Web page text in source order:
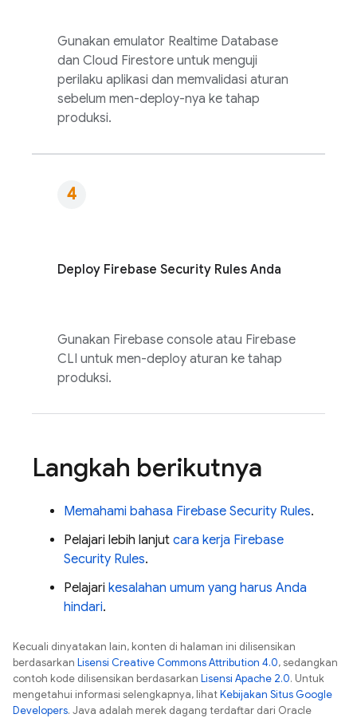
Gunakan emulator Realtime Database
dan Cloud Firestore untuk menguji
perilaku aplikasi dan memvalidasi aturan
sebelum men-deploy-nya ke tahap
produksi.
Deploy Firebase Security Rules Anda
Gunakan Firebase console atau Firebase
CLI untuk men-deploy aturan ke tahap
produksi.
Langkah berikutnya
Memahami bahasa Firebase Security Rules.
Pelajari lebih lanjut cara kerja Firebase
Security Rules.
Pelajari kesalahan umum yang harus Anda
hindari.
Kecuali dinyatakan lain, konten di halaman ini dilisensikan
berdasarkan Lisensi Creative Commons Attribution 4.0, sedangkan
contoh kode dilisensikan berdasarkan Lisensi Apache 2.0. Untuk
mengetahui informasi selengkapnya, lihatKebijakan Situs Google
Developers. Java adalah merek dagang terdaftar dari Oracle